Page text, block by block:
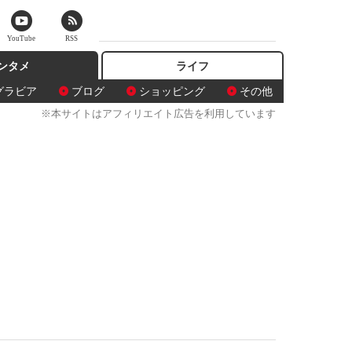
タメ
ラビア ブログ ショッピング その他
ライフ
※本サイトはアフィリエイト広告を利用しています
YouTube RSS